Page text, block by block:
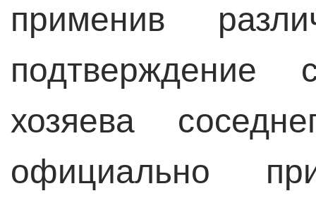
применив
хозяева
официально